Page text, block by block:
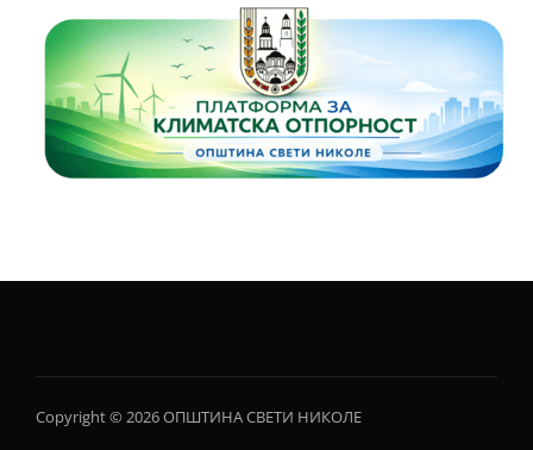
Copyright © 2026 ОПШТИНА СВЕТИ НИКОЛЕ